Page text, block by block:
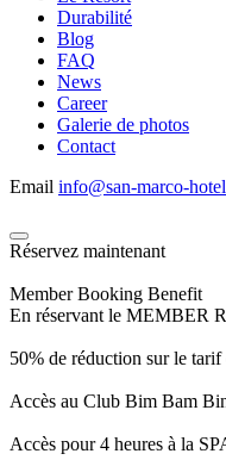
Durabilité
Blog
FAQ
News
Career
Galerie de photos
Contact
Email info@san-marco-
Réservez maintenant
Member Booking Benefit
En réservant le MEMBER
50% de réduction sur le
Accès au Club Bim Bam
Accès pour 4 heures à la